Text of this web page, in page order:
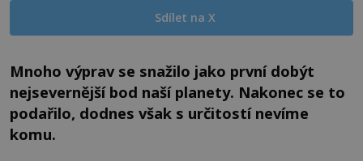
Sdílet na X
Mnoho výprav se snažilo jako první dobýt
nejsevernější bod naší planety. Nakonec se to
podařilo, dodnes však s určitostí nevíme
komu.